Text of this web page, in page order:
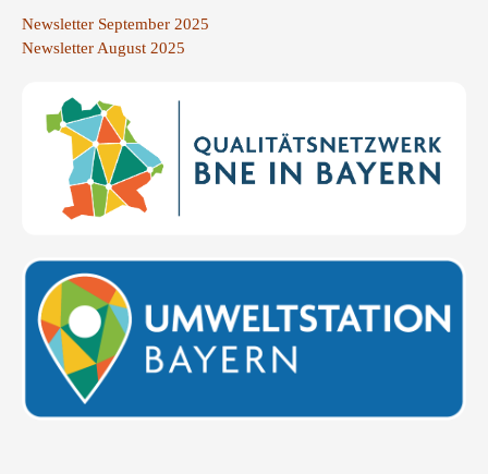
Newsletter September 2025
Newsletter August 2025